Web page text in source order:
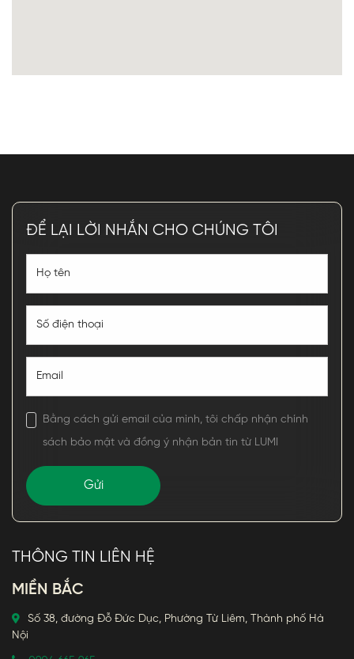
ĐỂ LẠI LỜI NHẮN CHO CHÚNG TÔI
Bằng cách gửi email của mình, tôi chấp nhận chính
sách bảo mật và đồng ý nhận bản tin từ LUMI
THÔNG TIN LIÊN HỆ
MIỀN BẮC
Số 38, đường Đỗ Đức Dục, Phường Từ Liêm, Thành phố Hà
Nội